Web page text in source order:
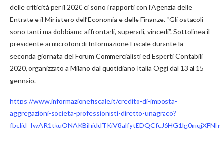
delle criticità per il 2020 ci sono i rapporti con l’Agenzia delle
Entrate e il Ministero dell’Economia e delle Finanze. “Gli ostacoli
sono tanti ma dobbiamo affrontarli, superarli, vincerli”. Sottolinea il
presidente ai microfoni di Informazione Fiscale durante la
seconda giornata del Forum Commercialisti ed Esperti Contabili
2020, organizzato a Milano dal quotidiano Italia Oggi dal 13 al 15
gennaio.
https://www.informazionefiscale.it/credito-di-imposta-
aggregazioni-societa-professionisti-diretto-unagraco?